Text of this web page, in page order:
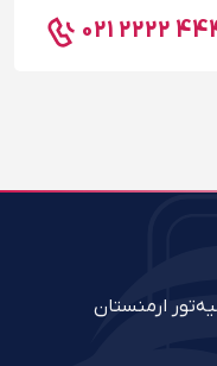
021 2222
تور ارمنستان